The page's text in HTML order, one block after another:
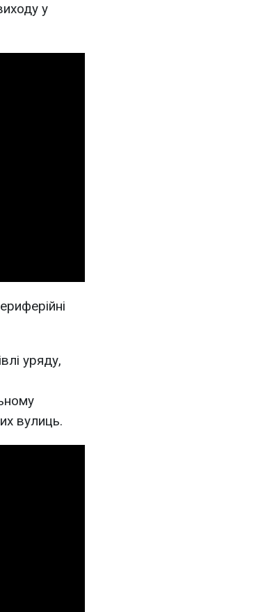
у
уряду,
вулиць.